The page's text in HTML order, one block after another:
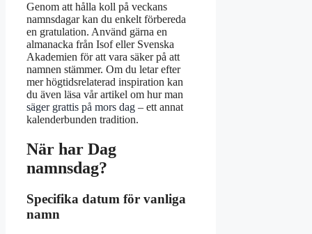
Genom att hålla koll på veckans
namnsdagar kan du enkelt förbereda
en gratulation. Använd gärna en
almanacka från Isof eller Svenska
Akademien för att vara säker på att
namnen stämmer. Om du letar efter
mer högtidsrelaterad inspiration kan
du även läsa vår artikel om hur man
säger grattis på mors dag – ett annat
kalenderbunden tradition.
När har Dag
namnsdag?
Specifika datum för vanliga
namn